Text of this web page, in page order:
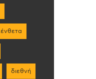
ένθετα
διεθνή